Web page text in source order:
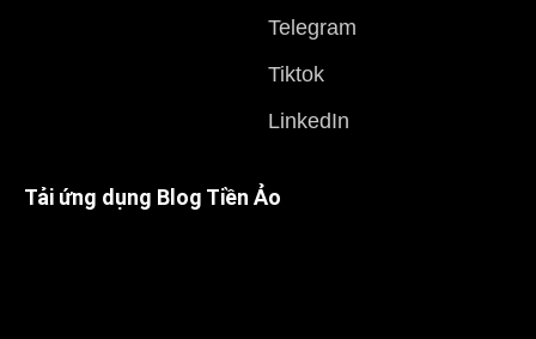
Telegram
Tiktok
LinkedIn
Tải ứng dụng Blog Tiền Ảo